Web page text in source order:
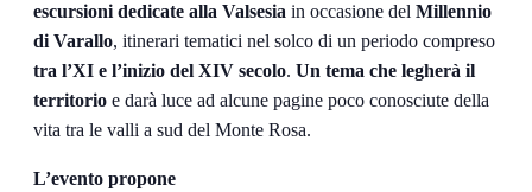
escursioni dedicate alla Valsesia in occasione del Millennio
di Varallo, itinerari tematici nel solco di un periodo compreso
tra l’XI e l’inizio del XIV secolo. Un tema che legherà il
territorio e darà luce ad alcune pagine poco conosciute della
vita tra le valli a sud del Monte Rosa.
L’evento propone